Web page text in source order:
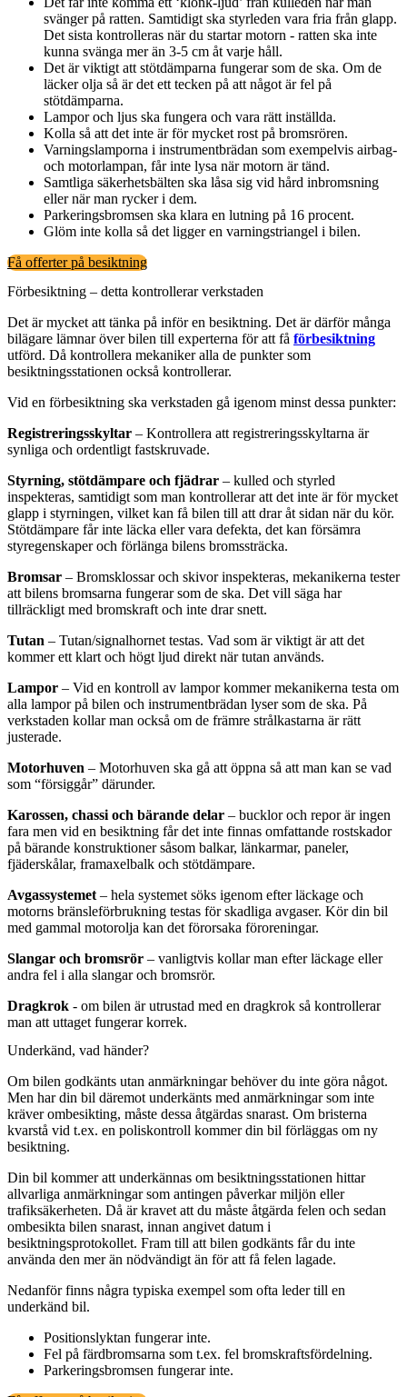
svänger på ratten. Samtidigt ska styrleden vara fria från glapp.
Det sista kontrolleras när du startar motorn - ratten ska inte
kunna svänga mer än 3-5 cm åt varje håll.
Det är viktigt att stötdämparna fungerar som de ska. Om de
läcker olja så är det ett tecken på att något är fel på
stötdämparna.
Lampor och ljus ska fungera och vara rätt inställda.
Kolla så att det inte är för mycket rost på bromsrören.
Varningslamporna i instrumentbrädan som exempelvis airbag-
och motorlampan, får inte lysa när motorn är tänd.
Samtliga säkerhetsbälten ska låsa sig vid hård inbromsning
eller när man rycker i dem.
Parkeringsbromsen ska klara en lutning på 16 procent.
Glöm inte kolla så det ligger en varningstriangel i bilen.
Få offerter på besiktning
Förbesiktning – detta kontrollerar verkstaden
Det är mycket att tänka på inför en besiktning. Det är därför många
bilägare lämnar över bilen till experterna för att få förbesiktning
utförd. Då kontrollera mekaniker alla de punkter som
besiktningsstationen också kontrollerar.
Vid en förbesiktning ska verkstaden gå igenom minst dessa punkter:
Registreringsskyltar – Kontrollera att registreringsskyltarna är
synliga och ordentligt fastskruvade.
Styrning, stötdämpare och fjädrar – kulled och styrled
inspekteras, samtidigt som man kontrollerar att det inte är för mycket
glapp i styrningen, vilket kan få bilen till att drar åt sidan när du kör.
Stötdämpare får inte läcka eller vara defekta, det kan försämra
styregenskaper och förlänga bilens bromssträcka.
Bromsar – Bromsklossar och skivor inspekteras, mekanikerna tester
att bilens bromsarna fungerar som de ska. Det vill säga har
tillräckligt med bromskraft och inte drar snett.
Tutan – Tutan/signalhornet testas. Vad som är viktigt är att det
kommer ett klart och högt ljud direkt när tutan används.
Lampor – Vid en kontroll av lampor kommer mekanikerna testa om
alla lampor på bilen och instrumentbrädan lyser som de ska. På
verkstaden kollar man också om de främre strålkastarna är rätt
justerade.
Motorhuven – Motorhuven ska gå att öppna så att man kan se vad
som “försiggår” därunder.
Karossen, chassi och bärande delar – bucklor och repor är ingen
fara men vid en besiktning får det inte finnas omfattande rostskador
på bärande konstruktioner såsom balkar, länkarmar, paneler,
fjäderskålar, framaxelbalk och stötdämpare.
Avgassystemet – hela systemet söks igenom efter läckage och
motorns bränsleförbrukning testas för skadliga avgaser. Kör din bil
med gammal motorolja kan det förorsaka föroreningar.
Slangar och bromsrör – vanligtvis kollar man efter läckage eller
andra fel i alla slangar och bromsrör.
Dragkrok - om bilen är utrustad med en dragkrok så kontrollerar
man att uttaget fungerar korrek.
Underkänd, vad händer?
Om bilen godkänts utan anmärkningar behöver du inte göra något.
Men har din bil däremot underkänts med anmärkningar som inte
kräver ombesikting, måste dessa åtgärdas snarast. Om bristerna
kvarstå vid t.ex. en poliskontroll kommer din bil förläggas om ny
besiktning.
Din bil kommer att underkännas om besiktningsstationen hittar
allvarliga anmärkningar som antingen påverkar miljön eller
trafiksäkerheten. Då är kravet att du måste åtgärda felen och sedan
ombesikta bilen snarast, innan angivet datum i
besiktningsprotokollet. Fram till att bilen godkänts får du inte
använda den mer än nödvändigt än för att få felen lagade.
Nedanför finns några typiska exempel som ofta leder till en
underkänd bil.
Positionslyktan fungerar inte.
Fel på färdbromsarna som t.ex. fel bromskraftsfördelning.
Parkeringsbromsen fungerar inte.